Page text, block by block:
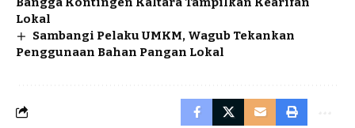
Lokal
Sambangi Pelaku UMKM, Wagub Tekankan
Penggunaan Bahan Pangan Lokal